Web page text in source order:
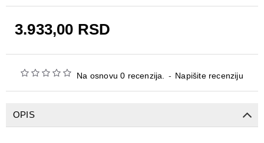
Na osnovu 0 recenzija. - Napišite recenziju
3.933,00 RSD
OPIS